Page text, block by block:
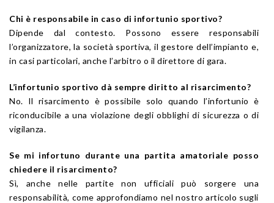
Chi è responsabile in caso di infortunio sportivo?
Dipende dal contesto. Possono essere responsabili
l’organizzatore, la società sportiva, il gestore dell’impianto e,
in casi particolari, anche l’arbitro o il direttore di gara.
L’infortunio sportivo dà sempre diritto al risarcimento?
No. Il risarcimento è possibile solo quando l’infortunio è
riconducibile a una violazione degli obblighi di sicurezza o di
vigilanza.
Se mi infortuno durante una partita amatoriale posso
chiedere il risarcimento?
Sì, anche nelle partite non ufficiali può sorgere una
responsabilità, come approfondiamo nel nostro articolo sugli